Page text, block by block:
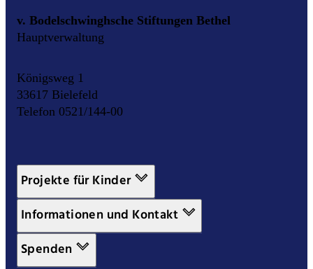
v. Bodelschwinghsche Stiftungen Bethel
Hauptverwaltung
Königsweg 1
33617 Bielefeld
Telefon 0521/144-00
Projekte für Kinder
Informationen und Kontakt
Spenden